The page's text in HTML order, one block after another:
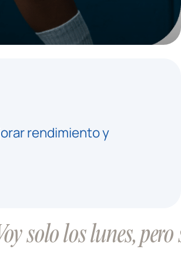
rendimiento y
solo los lunes,